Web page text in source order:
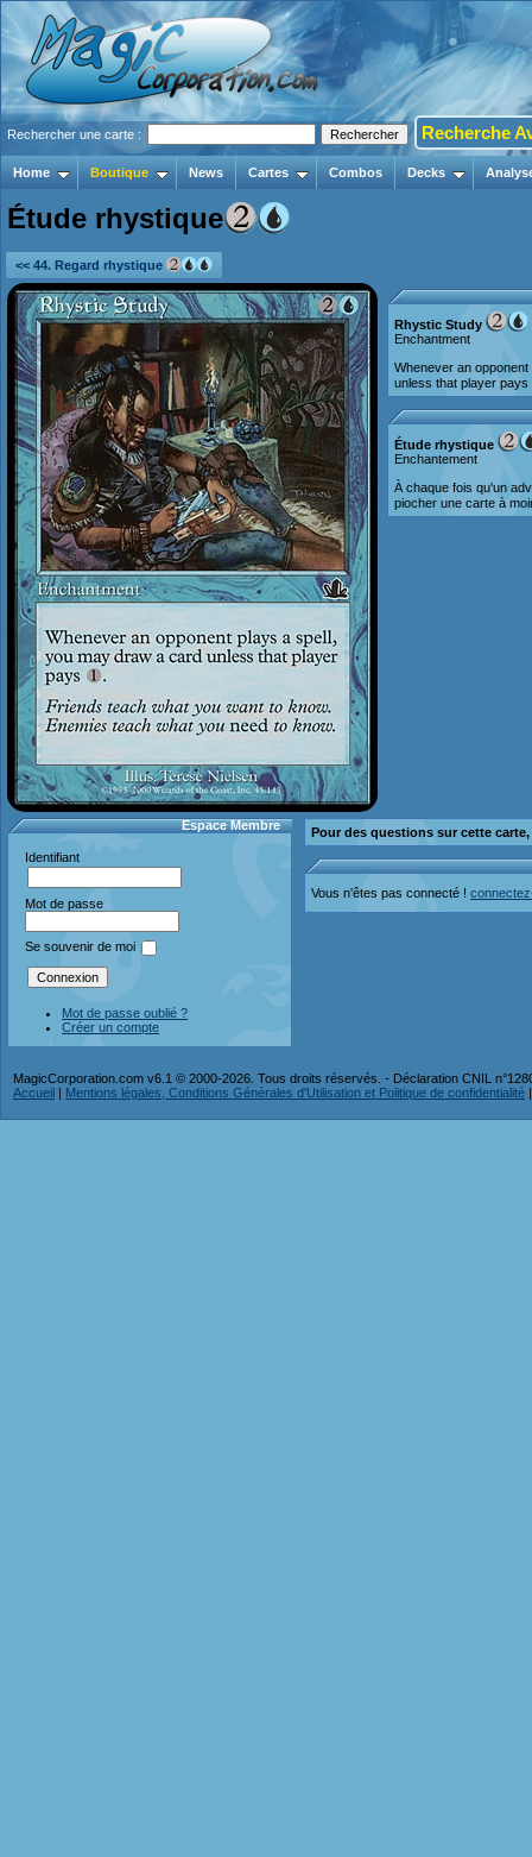
Rechercher une carte : Recherche
Home Boutique News Cartes Combos Decks
Étude rhystique
<< 44. Regard rhystique
Rhystic Study
Enchantment
Whenever an
unless that player pays
Étude rhystique
Enchantement
À chaque fois qu'un
piocher une carte à
Espace Membre
Identifiant
Mot de passe
Se souvenir de moi
Mot de passe oublié ?
Créer un compte
Pour des questions sur cette
Vous n'êtes pas connecté !
MagicCorporation.com v6.1 © 2000-2026. Tous droits réservés. - Déclaration CNIL
Accueil | Mentions légales, Conditions Générales d'Utilisation et Politique de confidentialité